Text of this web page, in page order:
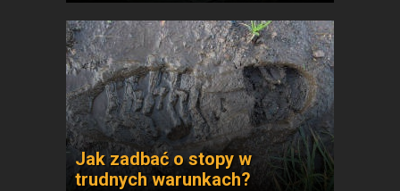
Jak zadbać o stopy w
trudnych warunkach?